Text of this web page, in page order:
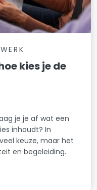
kies je de
je je af wat een
inhoudt? In
keuze, maar het
en begeleiding.